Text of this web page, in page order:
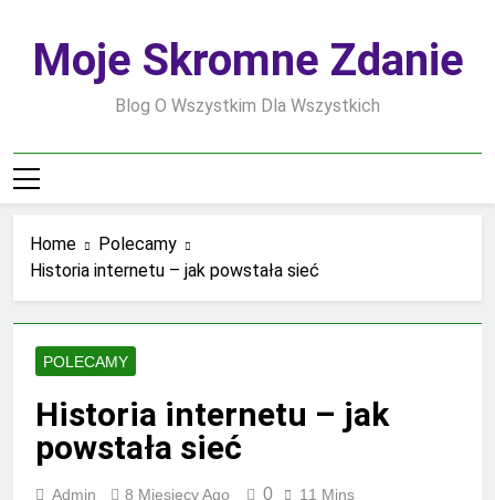
contentMoje Skromne Zdanie
Blog O Wszystkim Dla Wszystkich
Home
Polecamy
Historia internetu – jak powstała sieć
POLECAMY
Historia internetu – jak
powstała sieć
Admin 8 Miesięcy Ago 0 11 Mins